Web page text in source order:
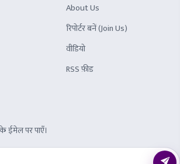
About Us
रिपोर्टर बनें (Join Us)
वीडियो
RSS फ़ीड
ईमेल पर पाएँ।